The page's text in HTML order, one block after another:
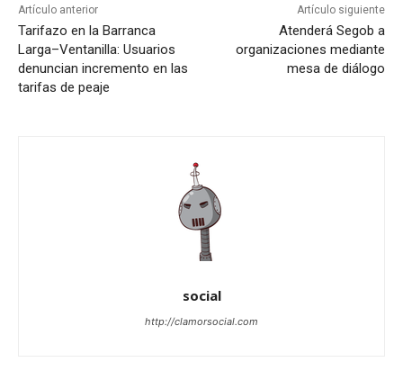
Artículo anterior
Tarifazo en la Barranca
Larga–Ventanilla: Usuarios
denuncian incremento en las
tarifas de peaje
Artículo siguiente
Atenderá Segob a
organizaciones mediante
mesa de diálogo
social
http://clamorsocial.com